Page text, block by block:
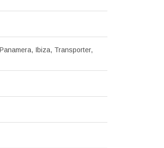
Ibiza, Transporter,